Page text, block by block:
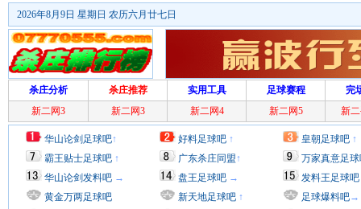
2026年8月9日 星期日 农历六月廿七日
杀庄分析 杀庄推荐 实用工具 足球赛程
完
新二网3
新二网3 新二网4 新二网5 新
华山论剑足球吧↑
霸王贴士足球吧 ↑
华山论剑发料吧 →
黄金万两足球吧
好料足球吧 ↑
广东杀庄同盟↑
盘王足球吧 →
新天地足球吧 ↑
皇朝足球吧 ↑
万家真意足
发料王足球吧
足球爆料吧→